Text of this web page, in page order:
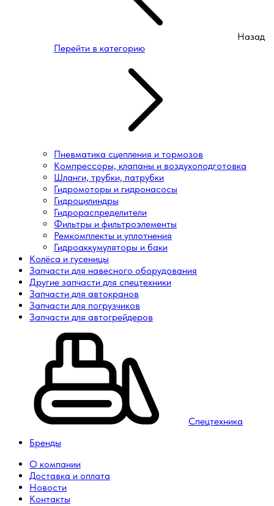
Назад
Перейти в категорию
Пневматика сцепления и тормозов
Компрессоры, клапаны и воздухоподготовка
Шланги, трубки, патрубки
Гидромоторы и гидронасосы
Гидроцилиндры
Гидрораспределители
Фильтры и фильтроэлементы
Ремкомплекты и уплотнения
Гидроаккумуляторы и баки
Колёса и гусеницы
Запчасти для навесного оборудования
Другие запчасти для спецтехники
Запчасти для автокранов
Запчасти для погрузчиков
Запчасти для автогрейдеров
Спецтехника
Бренды
О компании
Доставка и оплата
Новости
Контакты